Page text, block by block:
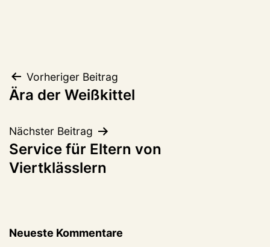
Beitragsnavigation
Vorheriger Beitrag
Ära der Weißkittel
Nächster Beitrag
Service für Eltern von
Viertklässlern
Neueste Kommentare